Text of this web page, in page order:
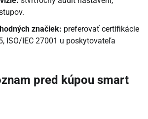
značiek: preferovať certifikácie
ISO/IEC 27001 u poskytovateľa
pred kúpou smart